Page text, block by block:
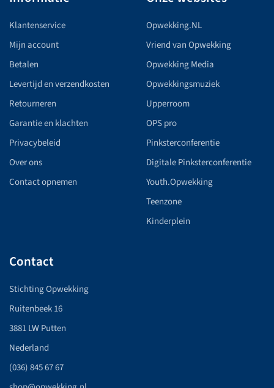
Klantenservice
Mijn account
Betalen
Levertijd en verzendkosten
Retourneren
Garantie en klachten
Privacybeleid
Over ons
Contact opnemen
Opwekking.NL
Vriend van Opwekking
Opwekking Media
Opwekkingsmuziek
Upperroom
OPS pro
Pinksterconferentie
Digitale Pinksterconferentie
Youth.Opwekking
Teenzone
Kinderplein
Contact
Stichting Opwekking
Ruitenbeek 16
3881 LW Putten
Nederland
(036) 845 67 67